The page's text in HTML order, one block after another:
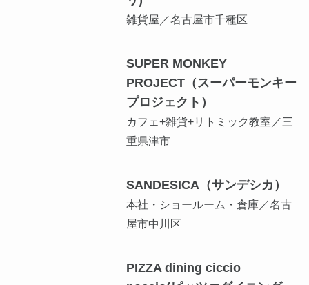
雑貨屋／名古屋市千種区
SUPER MONKEY
PROJECT（スーパーモンキー
プロジェクト）
カフェ+雑貨+リトミック教室／三
重県津市
SANDESICA（サンデシカ）
本社・ショールーム・倉庫／名古
屋市中川区
PIZZA dining ciccio